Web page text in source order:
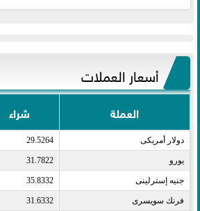
أسعار العملات
العملة شراء
دولار أمريكى​ 29.5264
يورو​ 31.7822
جنيه إسترلينى​ 35.8332
فرنك سويسرى​ 31.6332